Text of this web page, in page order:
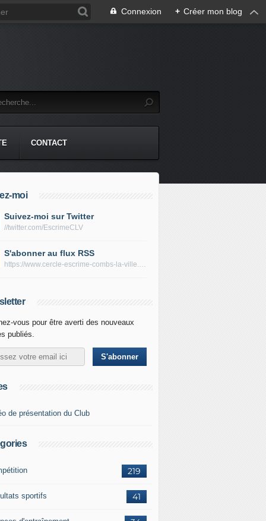
Connexion + Créer mon blog
CONTACT
moi
Suivez-moi sur Twitter
//twitter.com/EscrimeCLV
S'abonner au flux RSS
https://www.cercle-escrime-combs-la-ville.fr/rss
vous pour être averti des nouveaux
publiés.
de présentation du Club
219
41
sportifs